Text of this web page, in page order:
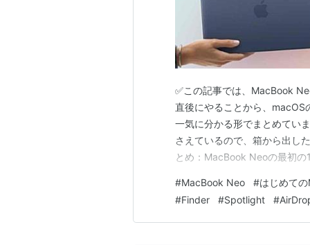
✅この記事では、MacBook
直後にやることから、macOS
一気に分かる形でまとめてい
さえているので、箱から出し
とめ：MacBook Neoの最初
アシスタントはあとでも使え
#MacBook Neo #はじめて
#Finder #Spotlight #